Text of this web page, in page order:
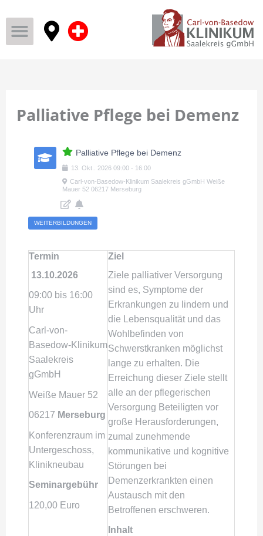
Palliative Pflege bei Demenz
Palliative Pflege bei Demenz
13. Okt. 2026 09:00- 16:00
Carl-von-Basedow-Klinikum Saalekreis gGmbH Weiße
Mauer 52 06217 Merseburg
WEITERBILDUNGEN
Termin
13.10.2026
09:00 bis 16:00
Uhr
Carl-von-
Basedow-Klinikum
Saalekreis
gGmbH
Weiße Mauer 52
06217 Merseburg
Konferenzraum im
Untergeschoss,
Klinikneubau
Seminargebühr
120,00 Euro
Ziel
Ziele palliativer Versorgung
sind es, Symptome der
Erkrankungen zu lindern und
die Lebensqualität und das
Wohlbefinden von
Schwerstkranken möglichst
lange zu erhalten. Die
Erreichung dieser Ziele stellt
alle an der pflegerischen
Versorgung Beteiligten vor
große Herausforderungen,
zumal zunehmende
kommunikative und kognitive
Störungen bei
Demenzerkrankten einen
Austausch mit den
Betroffenen erschweren.
Inhalt